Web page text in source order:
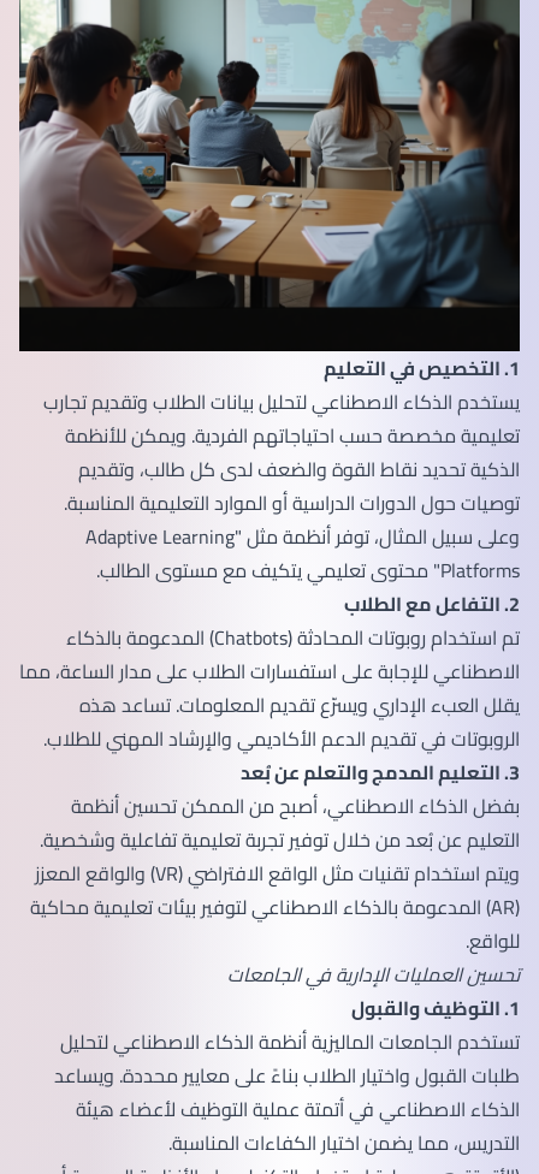
1. التخصيص في التعليم
يستخدم الذكاء الاصطناعي لتحليل بيانات الطلاب وتقديم تجارب
تعليمية مخصصة حسب احتياجاتهم الفردية. ويمكن للأنظمة
الذكية تحديد نقاط القوة والضعف لدى كل طالب، وتقديم
توصيات حول الدورات الدراسية أو الموارد التعليمية المناسبة.
وعلى سبيل المثال، توفر أنظمة مثل "Adaptive Learning
Platforms" محتوى تعليمي يتكيف مع مستوى الطالب.
2. التفاعل مع الطلاب
تم استخدام روبوتات المحادثة (Chatbots) المدعومة بالذكاء
الاصطناعي للإجابة على استفسارات الطلاب على مدار الساعة، مما
يقلل العبء الإداري ويسرّع تقديم المعلومات. تساعد هذه
الروبوتات في تقديم الدعم الأكاديمي والإرشاد المهني للطلاب.
3. التعليم المدمج والتعلم عن بُعد
بفضل الذكاء الاصطناعي، أصبح من الممكن تحسين أنظمة
التعليم عن بُعد من خلال توفير تجربة تعليمية تفاعلية وشخصية.
ويتم استخدام تقنيات مثل الواقع الافتراضي (VR) والواقع المعزز
(AR) المدعومة بالذكاء الاصطناعي لتوفير بيئات تعليمية محاكية
للواقع.
تحسين العمليات الإدارية في الجامعات
1. التوظيف والقبول
تستخدم الجامعات الماليزية أنظمة الذكاء الاصطناعي لتحليل
طلبات القبول واختيار الطلاب بناءً على معايير محددة. ويساعد
الذكاء الاصطناعي في أتمتة عملية التوظيف لأعضاء هيئة
التدريس، مما يضمن اختيار الكفاءات المناسبة.